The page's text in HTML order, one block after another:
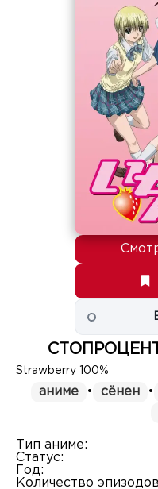
Strawberry 100%
аниме • сёнен •
Тип аниме:
Статус:
Год:
Количество